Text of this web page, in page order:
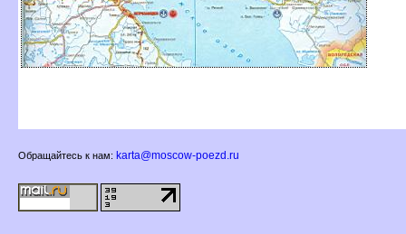
Обращайтесь к нам: karta@moscow-poezd.ru